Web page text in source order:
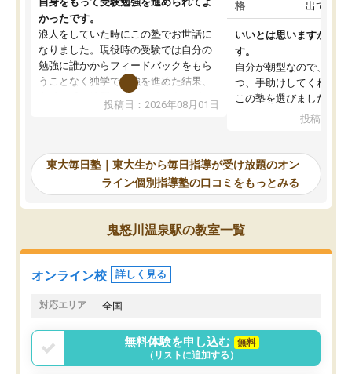
かったです。
浪人をしていた時にこの塾でお世話に
なりました。現役時の受験では自分の
勉強に誰かからフィードバックをもら
うことなく独学で勉強を進めた結果、
入試本番に地歴の学習が間に合わず不
合格となってしまいました。その経験
東大毎日塾にたどり着きました。学習
の長期計画や日々の勉強のやり方につ
いて客観的なアドバイスをいただけた
ので、自信をもって受験勉強を進める
ことができました。自分のように勉強
のやり方や進捗管理で苦労している方
には特におすすめしたい塾です。
投稿日：2026年08月01日
格
出ていな
いいとは思いますが、料
す。
自分が朝型なので、自習
つ、手助けしてくれる設
この塾を選びました。
投稿日：
東大毎日塾｜東大生から毎日指導が受け放題のオン
ライン個別指導塾の口コミをもっとみる
鬼怒川温泉駅の教室一覧
オンライン校 詳しく見る
対応エリア 全国
無料体験を申し込む
無料
（リストに追加する）